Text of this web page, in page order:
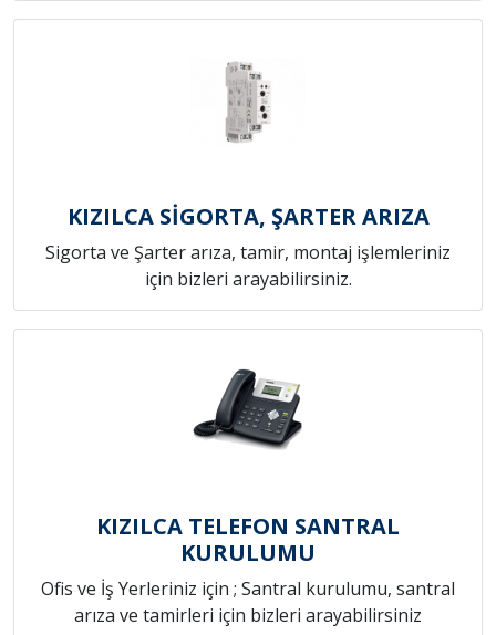
KIZILCA SİGORTA, ŞARTER ARIZA
Sigorta ve Şarter arıza, tamir, montaj işlemleriniz
için bizleri arayabilirsiniz.
KIZILCA TELEFON SANTRAL
KURULUMU
Ofis ve İş Yerleriniz için ; Santral kurulumu, santral
arıza ve tamirleri için bizleri arayabilirsiniz